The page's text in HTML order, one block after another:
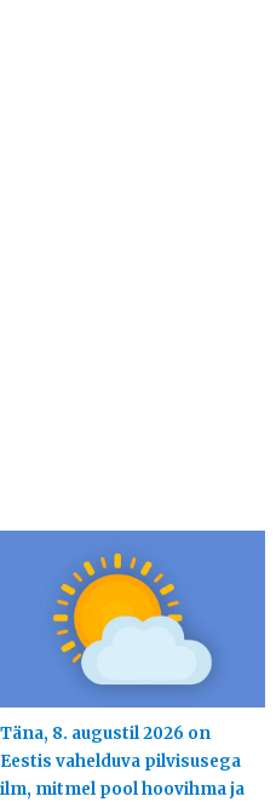
Täna, 8. augustil 2026 on
Eestis vahelduva pilvisusega
ilm, mitmel pool hoovihma ja